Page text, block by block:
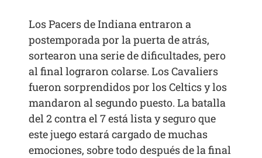
Los Pacers de Indiana entraron a
postemporada por la puerta de atrás,
sortearon una serie de dificultades, pero
al final lograron colarse. Los Cavaliers
fueron sorprendidos por los Celtics y los
mandaron al segundo puesto. La batalla
del 2 contra el 7 está lista y seguro que
este juego estará cargado de muchas
emociones, sobre todo después de la final